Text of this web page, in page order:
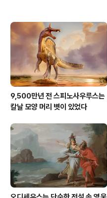
9,500만년 전 스피노사우루스는
칼날 모양 머리 볏이 있었다